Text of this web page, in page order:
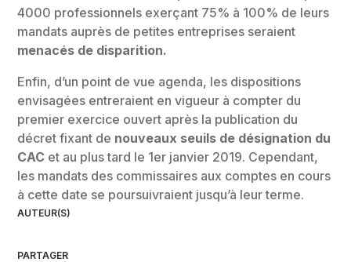
AUTEUR(S)
PARTAGER
4000 professionnels exerçant 75% à 100% de leurs
mandats auprès de petites entreprises seraient
menacés de disparition.
Enfin, d’un point de vue agenda, les dispositions
envisagées entreraient en vigueur à compter du
premier exercice ouvert après la publication du
décret fixant de nouveaux seuils de désignation du
CAC et au plus tard le 1er janvier 2019. Cependant,
les mandats des commissaires aux comptes en cours
à cette date se poursuivraient jusqu’à leur terme.